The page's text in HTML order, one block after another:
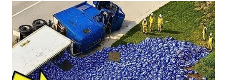
LABUANBAJO
WN
BORNEO